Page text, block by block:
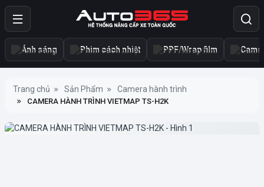
Ánh sáng Phim cách nhiệt PPF/Wrap film
Trang chủ Sản Phẩm Camera hành trình
CAMERA HÀNH TRÌNH VIETMAP TS-H2K